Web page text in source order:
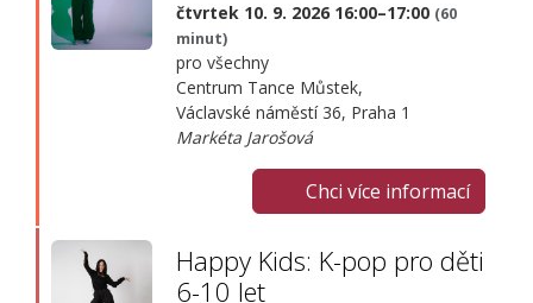
čtvrtek 10. 9. 2026 16:00–17:00 (60
minut)
pro všechny
Centrum Tance Můstek,
Václavské náměstí 36, Praha 1
Markéta Jarošová
Chci více informací
Happy Kids: K-pop pro děti
6-10 let